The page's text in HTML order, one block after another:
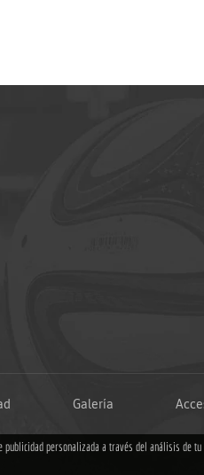
Galería
personalizada a través del análisis de tu